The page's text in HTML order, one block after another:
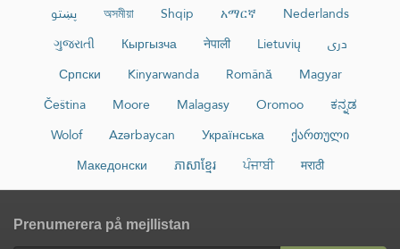
پښتو
অসমীয়া Shqip አማርኛ
Nederlands
ગુજરાતી
Кыргызча नेपाली Lietuvių
دری
Српски
Kinyarwanda Română
Magyar
Čeština
Moore Malagasy Oromoo
ಕನ್ನಡ
Wolof
Azərbaycan Українська
ქართული
Македонски
ភាសាខ្មែរ ਪੰਜਾਬੀ मराठी
Prenumerera på mejllistan